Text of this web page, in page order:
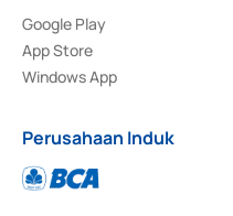
Google Play
App Store
Windows App
Perusahaan Induk